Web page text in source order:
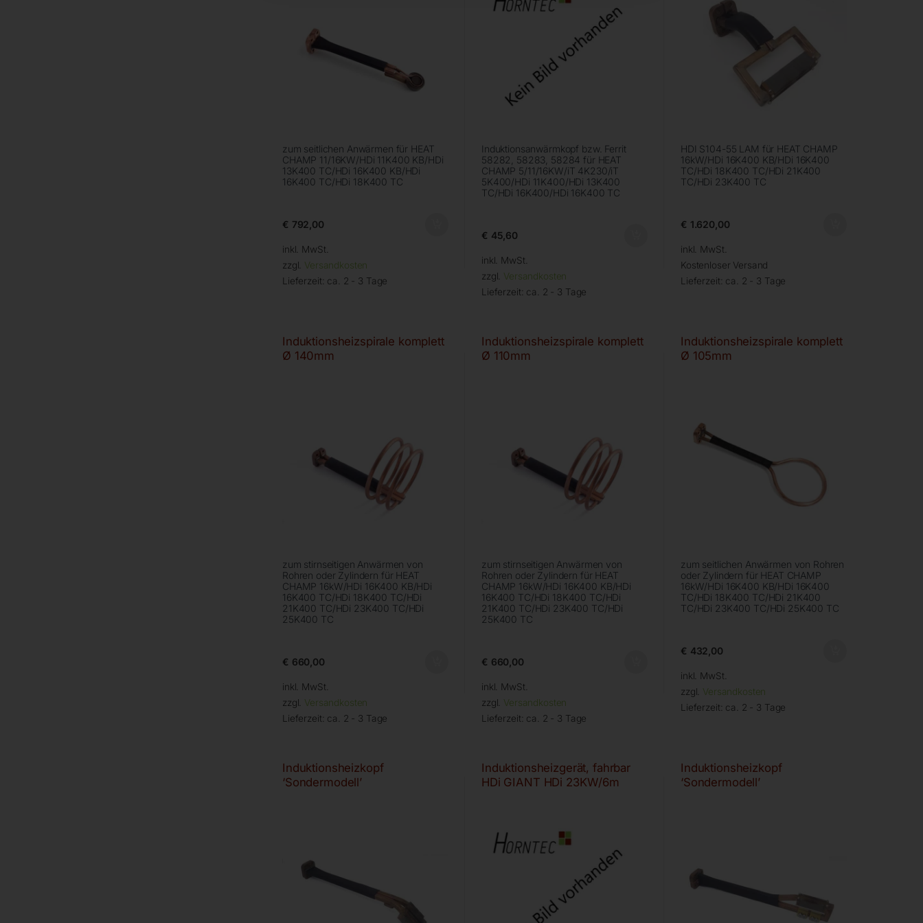
zum seitlichen Anwärmen für HEAT
CHAMP 11/16KW/HDi 11K400 KB/HDi
13K400 TC/HDi 16K400 KB/HDi
16K400 TC/HDi 18K400 TC
€ 792,00
inkl. MwSt.
zzgl. Versandkosten
Lieferzeit: ca. 2 - 3 Tage
Induktionsanwärmkopf bzw. Ferrit
58282, 58283, 58284 für HEAT
CHAMP 5/11/16KW/iT 4K230/iT
5K400/HDi 11K400/HDi 13K400
TC/HDi 16K400/HDi 16K400 TC
€ 45,60
inkl. MwSt.
zzgl. Versandkosten
Lieferzeit: ca. 2 - 3 Tage
HDI S104-55 LAM für HEAT CHAMP
16kW/HDi 16K400 KB/HDi 16K400
TC/HDi 18K400 TC/HDi 21K400
TC/HDi 23K400 TC
€ 1.620,00
inkl. MwSt.
Kostenloser Versand
Lieferzeit: ca. 2 - 3 Tage
Induktionsheizspirale komplett
Ø 140mm
zum stirnseitigen Anwärmen von
Rohren oder Zylindern für HEAT
CHAMP 16kW/HDi 16K400 KB/HDi
16K400 TC/HDi 18K400 TC/HDi
21K400 TC/HDi 23K400 TC/HDi
25K400 TC
€ 660,00
inkl. MwSt.
zzgl. Versandkosten
Lieferzeit: ca. 2 - 3 Tage
Induktionsheizspirale komplett
Ø 110mm
zum stirnseitigen Anwärmen von
Rohren oder Zylindern für HEAT
CHAMP 16kW/HDi 16K400 KB/HDi
16K400 TC/HDi 18K400 TC/HDi
21K400 TC/HDi 23K400 TC/HDi
25K400 TC
€ 660,00
inkl. MwSt.
zzgl. Versandkosten
Lieferzeit: ca. 2 - 3 Tage
Induktionsheizspirale komplett
Ø 105mm
zum seitlichen Anwärmen von Rohren
oder Zylindern für HEAT CHAMP
16kW/HDi 16K400 KB/HDi 16K400
TC/HDi 18K400 TC/HDi 21K400
TC/HDi 23K400 TC/HDi 25K400 TC
€ 432,00
inkl. MwSt.
zzgl. Versandkosten
Lieferzeit: ca. 2 - 3 Tage
Induktionsheizkopf
‘Sondermodell’
Induktionsheizgerät, fahrbar
HDi GIANT HDi 23KW/6m
Induktionsheizkopf
‘Sondermodell’